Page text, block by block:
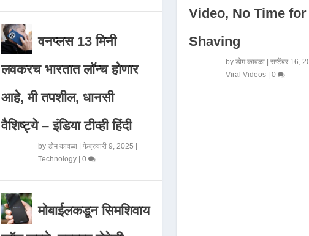
वनप्लस 13 मिनी
लवकरच भारतात लॉन्च होणार
आहे, मी तपशील, धानसी
वैशिष्ट्ये – इंडिया टीव्ही हिंदी
by डोम कावळा| फेब्रुवारी 9, 2025
Technology| 0
मोबाईलकडून सिमशिवाय
Video, No Time for
Shaving
by डोम कावळा| सप्टेंबर 16,
Viral Videos| 0